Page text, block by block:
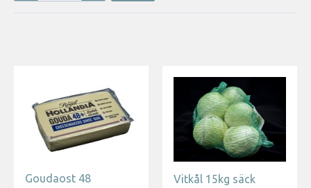
Goudaost 48
Vitkål 15kg säck